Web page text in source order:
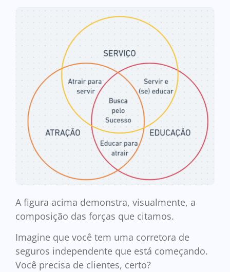
A figura acima demonstra, visualmente, a
composição das forças que citamos.
Imagine que você tem uma corretora de
seguros independente que está começando.
Você precisa de clientes, certo?